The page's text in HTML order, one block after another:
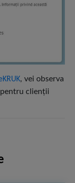
, vei observa
clienţii